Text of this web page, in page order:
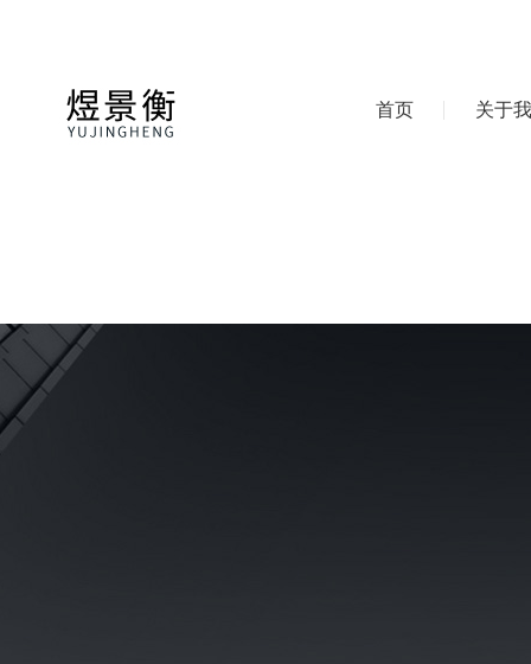
首页 关于